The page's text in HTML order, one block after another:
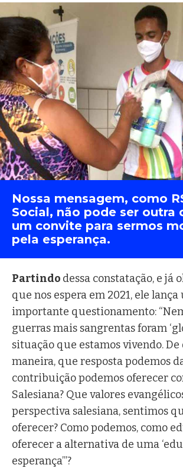
Nossa mensagem, como
Social, não pode ser outra
um convite para sermos
pela esperança.
Partindo dessa constatação, e já
que nos espera em 2021, ele lança
importante questionamento:
guerras mais sangrentas foram
situação que estamos vivendo.
maneira, que resposta podemos
contribuição podemos oferecer
Salesiana? Que valores
perspectiva salesiana, sentimos
oferecer? Como podemos, como
oferecer a alternativa de uma
esperança’”?